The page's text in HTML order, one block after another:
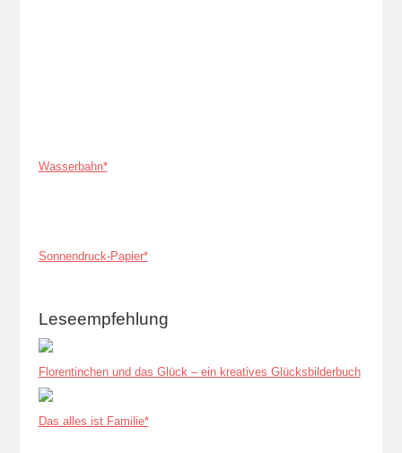
Wasserbahn*
Sonnendruck-Papier*
Leseempfehlung
Florentinchen und das Glück – ein kreatives Glücksbilderbuch
Das alles ist Familie*